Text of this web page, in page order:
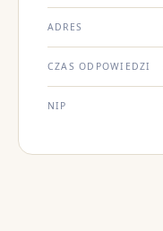
ADRES
CZAS ODPOWIEDZI
NIP